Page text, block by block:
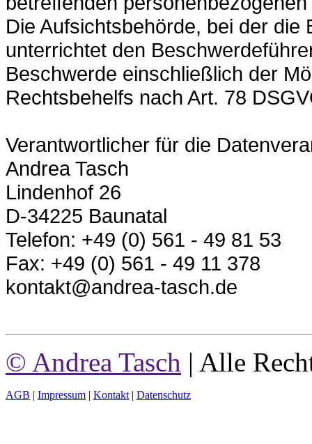
Die Aufsichtsbehörde, bei der
unterrichtet den
Beschwerde einschließlich der
Rechtsbehelfs nach Art. 78
Verantwortlicher für die
Andrea Tasch
Lindenhof 26
D-34225 Baunatal
Telefon: +49 (0) 561 - 49 81 53
Fax: +49 (0) 561 - 49 11 378
kontakt@andrea-tasch.de
© Andrea Tasch | Alle
AGB | Impressum | Kontakt | Datenschutz